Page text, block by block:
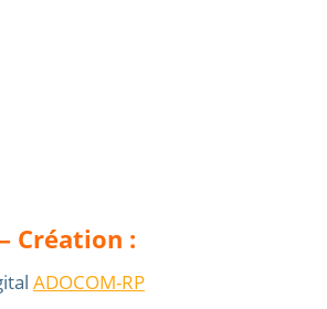
Création :
ADOCOM-RP